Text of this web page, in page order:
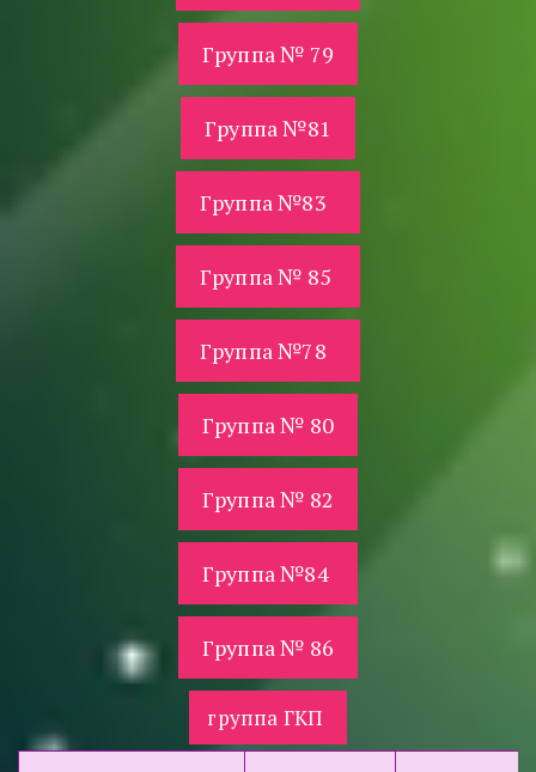
Группа № 79
Группа №81
Группа №83
Группа № 85
Группа №78
Группа № 80
Группа № 82
Группа №84
Группа № 86
группа ГКП